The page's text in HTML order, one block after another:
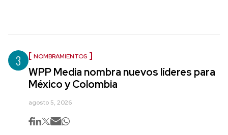
3 NOMBRAMIENTOS
WPP Media nombra nuevos líderes para
México y Colombia
agosto 5, 2026